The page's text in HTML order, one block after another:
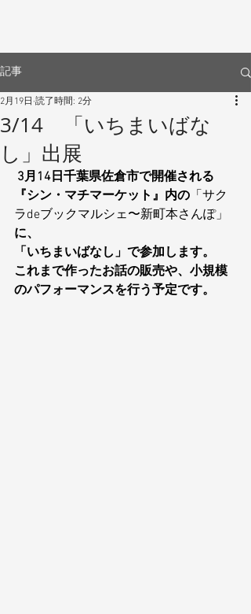
記事
3/14 「いちまいばな
し」出展
2月19日 読了時間: 2分
3月14日千葉県佐倉市で開催される
『シン・マチマーケット』内の 「サク
ラdeブックマルシェ〜新町本さんぽ」
に、
「いちまいばなし」で参加します。
これまで作ったお話の販売や、小規模
のパフォーマンスを行う予定です。